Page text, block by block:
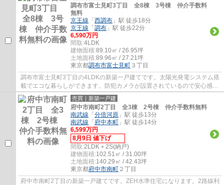
調布市富士見町3丁目 全8棟 3号棟 仲介手数料
無料
京王線 「 西調布 」駅 徒歩18分
京王線 「 調布 」駅 徒歩22分
6,590万円
間取:4LDK
建物面積:89.10㎡ / 26.95坪
土地面積:89.96㎡ / 27.21坪
東京都調布市富士見町 ３丁目
調布市富士見町3丁目の4LDKの新築一戸建てです。太陽光発電システム搭
載でエコな暮らしができます。防犯カメラが設置されているので安心感が
あります。調布市でお住まいをお探しなら多...
売買｜新築一戸建
府中市南町2丁目 全3棟 2号棟 仲介手数料無料
南武線 「 分倍河原 」駅 徒歩13分
南武線 「 府中本町 」駅 徒歩14分
6,599万円
8月9日 値下げ
間取:2LDK＋2S(納戸)
建物面積:102.51㎡ / 31.00坪
土地面積:140.29㎡ / 42.43坪
東京都府中市南町 ２丁目
府中市南町2丁目の新築一戸建てです。ZEH水準住宅になります。2路線利